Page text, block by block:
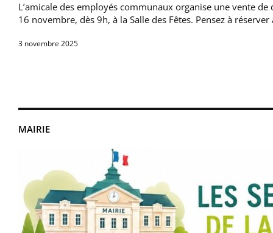
MAIRIE
L’amicale des employés communaux organise une vente
16 novembre, dès 9h, à la Salle des Fêtes. Pensez à
3 novembre 2025